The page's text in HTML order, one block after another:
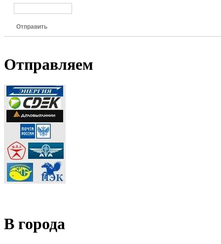
Отправить
Отправляем
В города